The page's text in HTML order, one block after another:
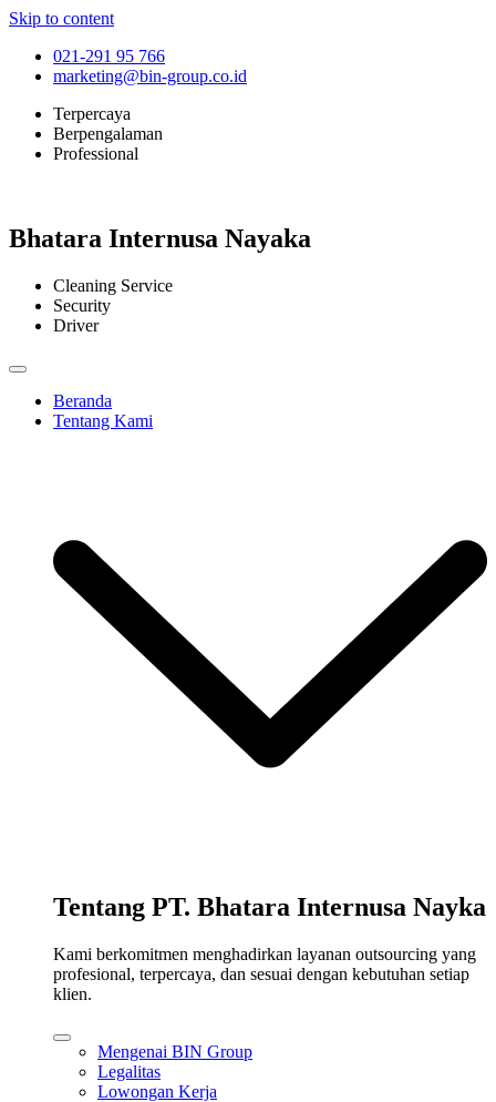
Skip to content
021-291 95 766
marketing@bin-group.co.id
Terpercaya
Berpengalaman
Professional
Bhatara Internusa Nayaka
Cleaning Service
Security
Driver
Beranda
Tentang Kami
Tentang PT. Bhatara Internusa Nayka
Kami berkomitmen menghadirkan layanan outsourcing yang
profesional, terpercaya, dan sesuai dengan kebutuhan setiap
klien.
Mengenai BIN Group
Legalitas
Lowongan Kerja